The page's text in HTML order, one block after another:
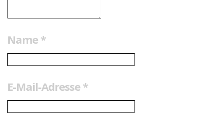
Name *
E-Mail-Adresse *